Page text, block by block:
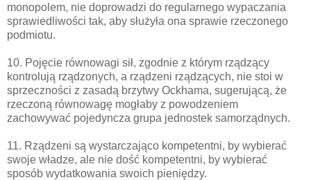
monopolem, nie doprowadzi do regularnego wypaczania
sprawiedliwości tak, aby służyła ona sprawie rzeczonego
podmiotu.
10. Pojęcie równowagi sił, zgodnie z którym rządzący
kontrolują rządzonych, a rządzeni rządzących, nie stoi w
sprzeczności z zasadą brzytwy Ockhama, sugerującą, że
rzeczoną równowagę mogłaby z powodzeniem
zachowywać pojedyncza grupa jednostek samorządnych.
11. Rządzeni są wystarczająco kompetentni, by wybierać
swoje władze, ale nie dość kompetentni, by wybierać
sposób wydatkowania swoich pieniędzy.